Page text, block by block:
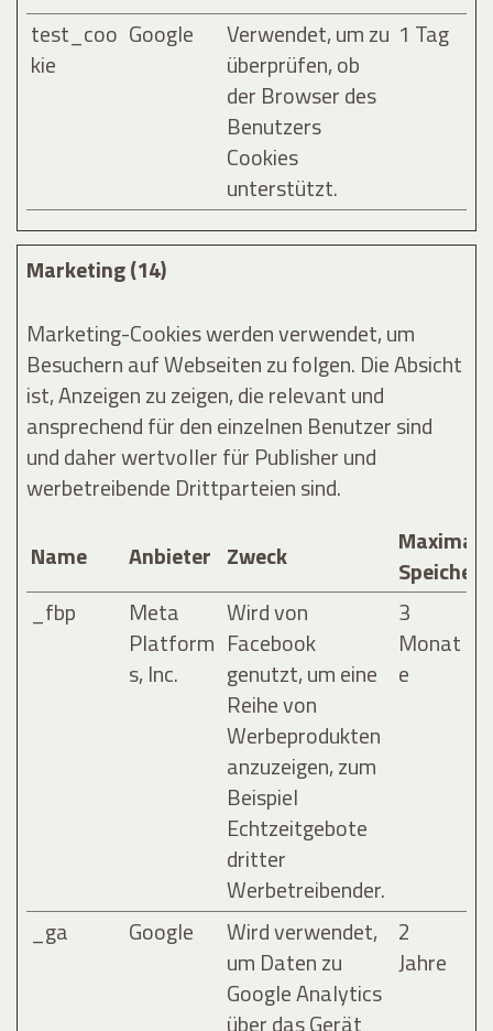
test_coo
kie
Google
Verwendet, um zu
überprüfen, ob
der Browser des
Benutzers
Cookies
unterstützt.
1 Tag
Marketing (14)
Marketing-Cookies werden verwendet, um
Besuchern auf Webseiten zu folgen. Die Absicht
ist, Anzeigen zu zeigen, die relevant und
ansprechend für den einzelnen Benutzer sind
und daher wertvoller für Publisher und
werbetreibende Drittparteien sind.
Name
Anbieter Zweck
Maximale
_fbp
Meta
Platform
s, Inc.
Wird von
Facebook
genutzt, um eine
Reihe von
Werbeprodukten
anzuzeigen, zum
Beispiel
Echtzeitgebote
dritter
Werbetreibender.
3
Monat
e
_ga Google
Wird verwendet,
um Daten zu
Google Analytics
über das Gerät
2
Jahre